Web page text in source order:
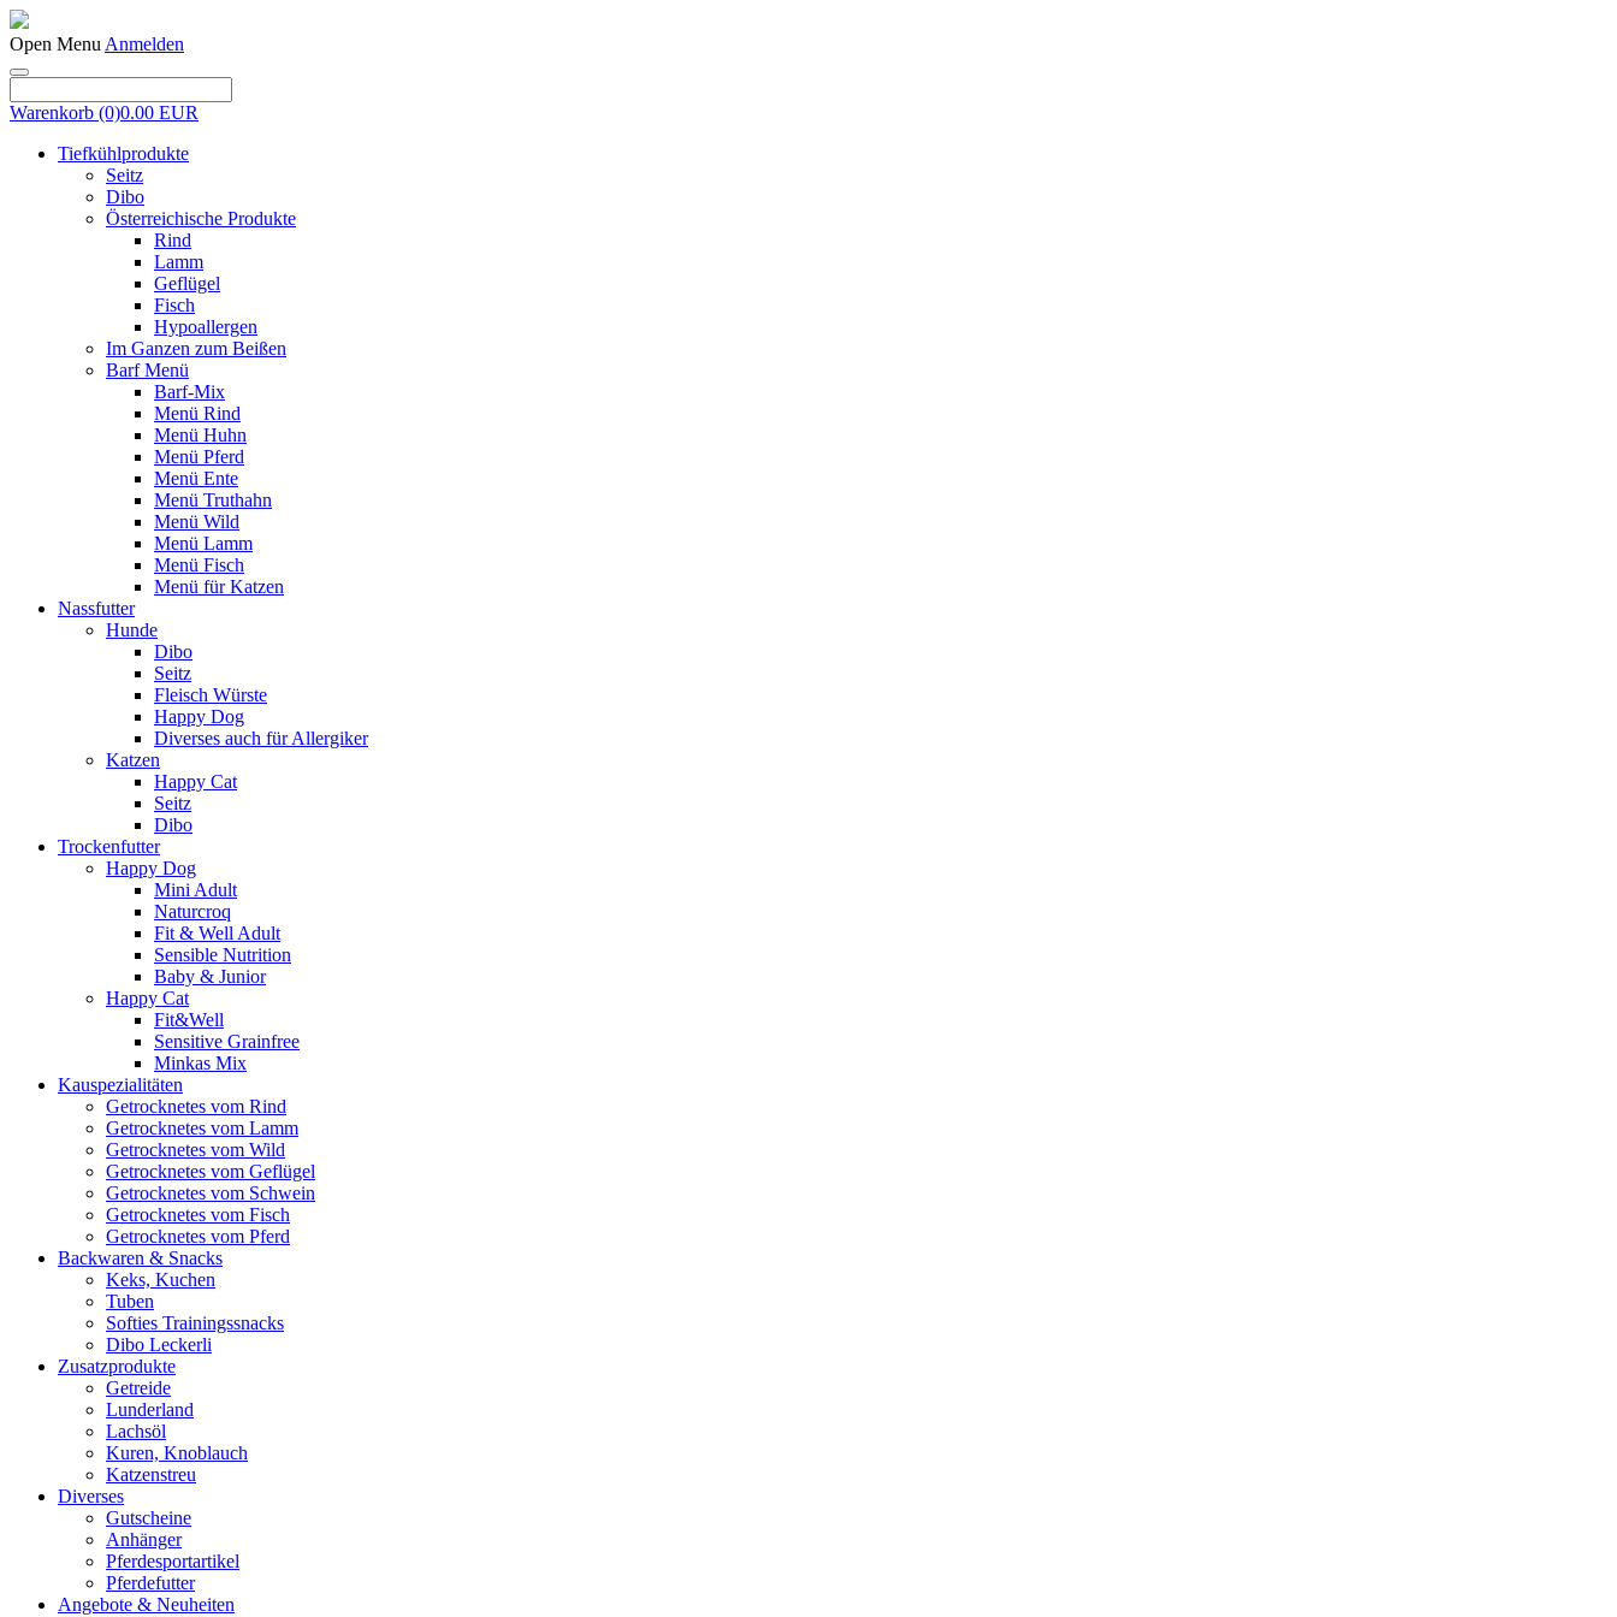
Open Menu Anmelden
Warenkorb (0)0.00 EUR
Tiefkühlprodukte
Seitz
Dibo
Österreichische Produkte
Rind
Lamm
Geflügel
Fisch
Hypoallergen
Im Ganzen zum Beißen
Barf Menü
Barf-Mix
Menü Rind
Menü Huhn
Menü Pferd
Menü Ente
Menü Truthahn
Menü Wild
Menü Lamm
Menü Fisch
Menü für Katzen
Nassfutter
Hunde
Dibo
Seitz
Fleisch Würste
Happy Dog
Diverses auch für Allergiker
Katzen
Happy Cat
Seitz
Dibo
Trockenfutter
Happy Dog
Mini Adult
Naturcroq
Fit & Well Adult
Sensible Nutrition
Baby & Junior
Happy Cat
Fit&Well
Sensitive Grainfree
Minkas Mix
Kauspezialitäten
Getrocknetes vom Rind
Getrocknetes vom Lamm
Getrocknetes vom Wild
Getrocknetes vom Geflügel
Getrocknetes vom Schwein
Getrocknetes vom Fisch
Getrocknetes vom Pferd
Backwaren & Snacks
Keks, Kuchen
Tuben
Softies Trainingssnacks
Dibo Leckerli
Zusatzprodukte
Getreide
Lunderland
Lachsöl
Kuren, Knoblauch
Katzenstreu
Diverses
Gutscheine
Anhänger
Pferdesportartikel
Pferdefutter
Angebote & Neuheiten